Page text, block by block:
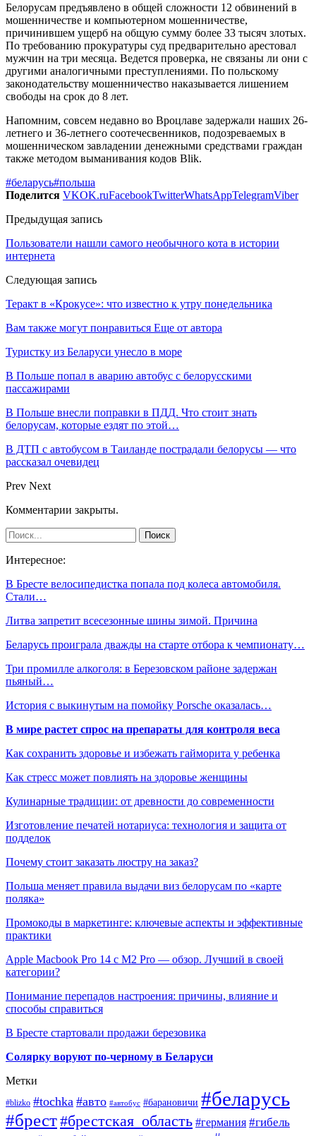
Белорусам предъявлено в общей сложности 12 обвинений в
мошенничестве и компьютерном мошенничестве,
причинившем ущерб на общую сумму более 33 тысяч злотых.
По требованию прокуратуры суд предварительно арестовал
мужчин на три месяца. Ведется проверка, не связаны ли они с
другими аналогичными преступлениями. По польскому
законодательству мошенничество наказывается лишением
свободы на срок до 8 лет.
Напомним, совсем недавно во Вроцлаве задержали наших 26-
летнего и 36-летнего соотечесвенников, подозреваемых в
мошенническом завладении денежными средствами граждан
также методом выманивания кодов Blik.
#беларусь#польша
Поделится VKOK.ruFacebookTwitterWhatsAppTelegramViber
Предыдущая запись
Пользователи нашли самого необычного кота в истории
интернета
Следующая запись
Теракт в «Крокусе»: что известно к утру понедельника
Вам также могут понравиться Еще от автора
Туристку из Беларуси унесло в море
В Польше попал в аварию автобус с белорусскими
пассажирами
В Польше внесли поправки в ПДД. Что стоит знать
белорусам, которые ездят по этой…
В ДТП с автобусом в Таиланде пострадали белорусы — что
рассказал очевидец
Prev Next
Комментарии закрыты.
Интересное:
В Бресте велосипедистка попала под колеса автомобиля.
Стали…
Литва запретит всесезонные шины зимой. Причина
Беларусь проиграла дважды на старте отбора к чемпионату…
Три промилле алкоголя: в Березовском районе задержан
пьяный…
История с выкинутым на помойку Porsche оказалась…
В мире растет спрос на препараты для контроля веса
Как сохранить здоровье и избежать гайморита у ребенка
Как стресс может повлиять на здоровье женщины
Кулинарные традиции: от древности до современности
Изготовление печатей нотариуса: технология и защита от
подделок
Почему стоит заказать люстру на заказ?
Польша меняет правила выдачи виз белорусам по «карте
поляка»
Промокоды в маркетинге: ключевые аспекты и эффективные
практики
Apple Macbook Pro 14 с M2 Pro — обзор. Лучший в своей
категории?
Понимание перепадов настроения: причины, влияние и
способы справиться
В Бресте стартовали продажи березовика
Солярку воруют по-черному в Беларуси
Метки
#blizko #tochka #авто #автобус #барановичи #беларусь
#брест#брестская_область #германия #гибель